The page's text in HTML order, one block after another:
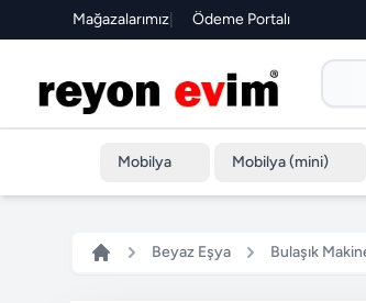
Mağazalarımız| Ödeme Portalı
Mobilya Mobilya (mini)
Beyaz Eşya Bulaşık